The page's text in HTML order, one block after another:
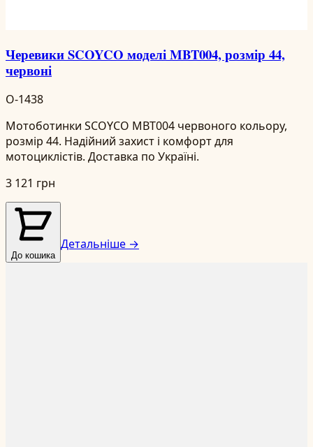
Черевики SCOYCO моделі MBT004, розмір 44,
червоні
O-1438
Мотоботинки SCOYCO MBT004 червоного кольору,
розмір 44. Надійний захист і комфорт для
мотоциклістів. Доставка по Україні.
3 121 грн
До кошика
Детальніше →